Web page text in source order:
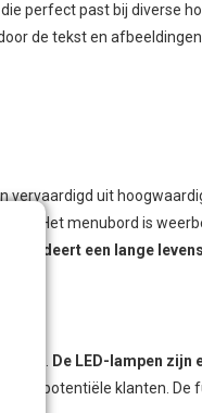
perfect past bij diverse
de tekst en
vervaardigd uit
Het menubord is
garandeert een lange
menu. De LED-lampen zijn
van potentiële klanten. De